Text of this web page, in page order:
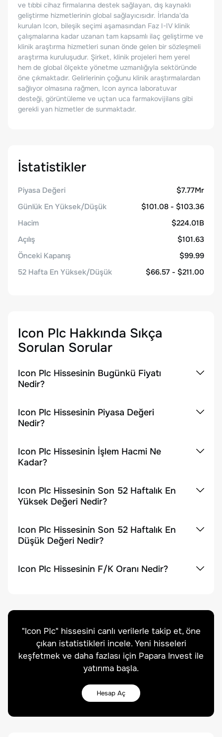
ve tıbbi cihaz firmalarına destek sağlayan, dış kaynaklı
geliştirme hizmetlerinin global sağlayıcısıdır. İrlanda'da
kurulan Icon, bileşik seçimi aşamasından Faz I-IV klinik
çalışmalarına kadar uzanan tam kapsamlı ilaç geliştirme ve
klinik araştırma hizmetleri sunan önde gelen bir sözleşmeli
araştırma kuruluşudur. Şirket, klinik projeleri hem yerel
hem de global ölçekte yönetme uzmanlığıyla sektöründe
öne çıkmaktadır. Gelirlerinin çoğunu klinik araştırmalardan
sağlıyor olmasına rağmen, Icon ayrıca laboratuvar
desteği, görüntüleme ve uçtan uca farmakovijilans gibi
gerekli yan hizmetler de sunmaktadır.
İstatistikler
Piyasa Değeri
$7.77Mr
Günlük En Yüksek/Düşük
$101.08 - $103.36
Hacim
$224.01B
Açılış
$101.63
Önceki Kapanış
$99.99
52 Hafta En Yüksek/Düşük
$66.57 - $211.00
Icon Plc Hakkında Sıkça
Sorulan Sorular
Icon Plc Hissesinin Bugünkü Fiyatı
Nedir?
Icon Plc Hissesinin Piyasa Değeri
Nedir?
Icon Plc Hissesinin İşlem Hacmi Ne
Kadar?
Icon Plc Hissesinin Son 52 Haftalık En
Yüksek Değeri Nedir?
Icon Plc Hissesinin Son 52 Haftalık En
Düşük Değeri Nedir?
Icon Plc Hissesinin F/K Oranı Nedir?
"Icon Plc" hissesini canlı verilerle takip et, öne
çıkan istatistikleri incele. Yeni hisseleri
keşfetmek ve daha fazlası için Papara Invest ile
yatırıma başla.
Hesap Aç